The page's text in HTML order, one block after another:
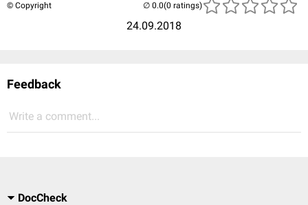
© Copyright
24.09.2018
(0 ratings)
Feedback
Write a comment...
DocCheck